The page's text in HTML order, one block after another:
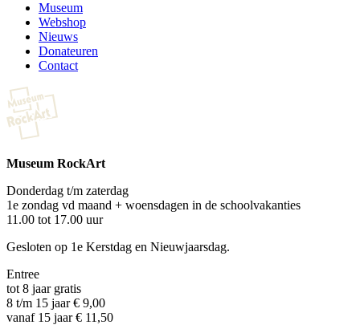
Museum
Webshop
Nieuws
Donateuren
Contact
Museum RockArt
Donderdag t/m zaterdag
1e zondag vd maand + woensdagen in de schoolvakanties
11.00 tot 17.00 uur
Gesloten op 1e Kerstdag en Nieuwjaarsdag.
Entree
tot 8 jaar gratis
8 t/m 15 jaar € 9,00
vanaf 15 jaar € 11,50